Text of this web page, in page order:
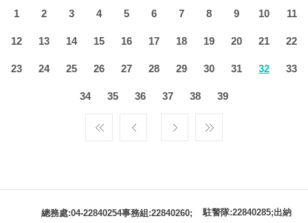
1 2 3 4 5 6 7 8 9 10 11
12 13 14 15 16 17 18 19 20 21 22
23 24 25 26 27 28 29 30 31 32 33
34 35 36 37 38 39
總務處:04-22840254事務組:22840260; 駐警隊:22840285;出納